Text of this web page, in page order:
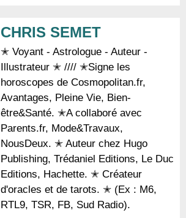
CHRIS SEMET
✭ Voyant - Astrologue - Auteur -
Illustrateur ✭ //// ✭Signe les
horoscopes de Cosmopolitan.fr,
Avantages, Pleine Vie, Bien-
être&Santé. ✭A collaboré avec
Parents.fr, Mode&Travaux,
NousDeux. ✭ Auteur chez Hugo
Publishing, Trédaniel Editions, Le Duc
Editions, Hachette. ✭ Créateur
d'oracles et de tarots. ✭ (Ex : M6,
RTL9, TSR, FB, Sud Radio).